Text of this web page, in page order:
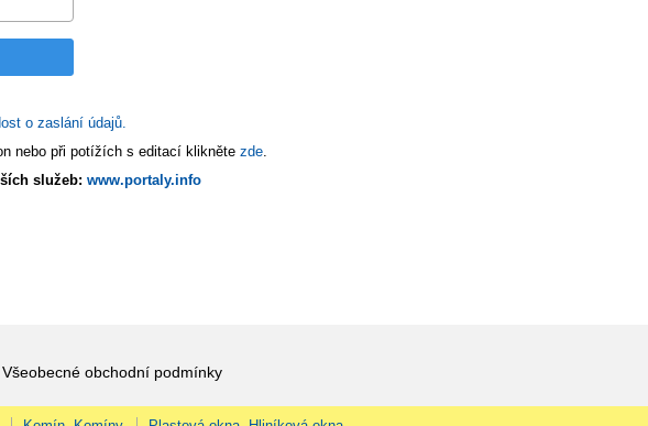
o zaslání údajů.
nebo při potížích s editací klikněte zde
služeb: www.portaly.info
Všeobecné obchodní podmínky